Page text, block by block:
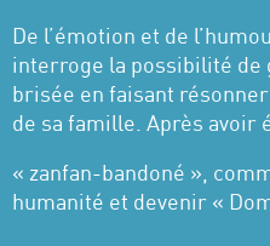
De l’émotion et de
interroge la possibilité de
brisée en faisant
de sa famille. Après avoir
« zanfan-bandoné »,
humanité et devenir «